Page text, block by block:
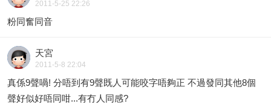
2011-5-25 22:26
粉同奮同音
天宮
2011-5-8 22:04
真係9聲喎! 分唔到有9聲既人可能咬字唔夠正 不過發同其他8個
聲好似好唔同咁...有冇人同感?